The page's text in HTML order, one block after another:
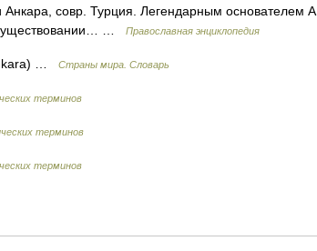
совр. Турция. Легендарным основателем А.
…
Православная энциклопедия
… Страны мира. Словарь
терминов
терминов
терминов